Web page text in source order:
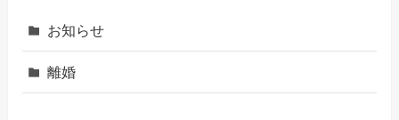
お知らせ
離婚